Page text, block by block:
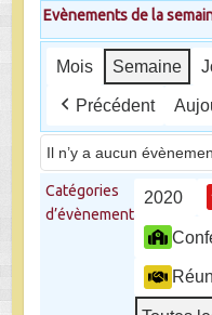
Evènements de la
Mois Semaine
Précédent
Il n’y a aucun
Catégories
d’évènement
2020